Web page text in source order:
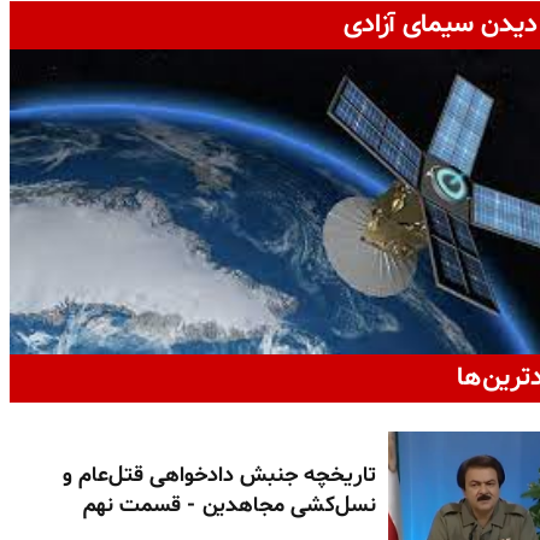
سیمای آزادی
تاریخچه جنبش دادخواهی قتل‌عام و
نسل‌کشی مجاهدین - قسمت نهم